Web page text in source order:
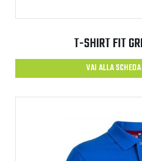
T-SHIRT FIT
VAI ALLA